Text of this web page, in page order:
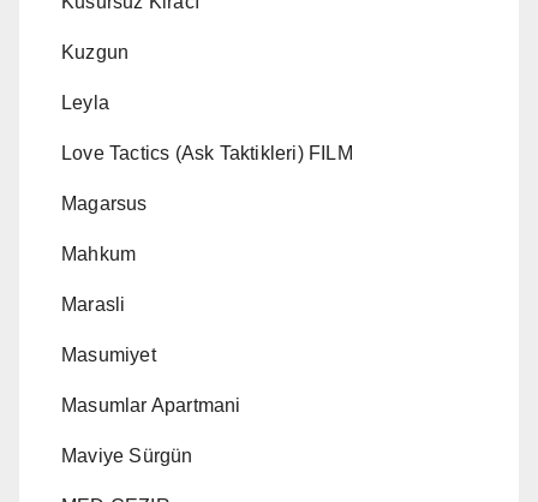
Kuzgun
Leyla
Love Tactics (Ask Taktikleri) FILM
Magarsus
Mahkum
Marasli
Masumiyet
Masumlar Apartmani
Maviye Sürgün